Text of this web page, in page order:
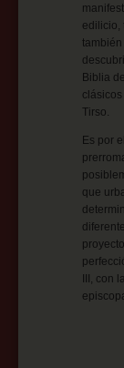
edilicio,
Biblia
Tirso.
Es por
que
III, con